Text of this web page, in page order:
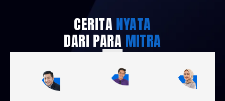
CERITANYATA
DARI PARA MITRA